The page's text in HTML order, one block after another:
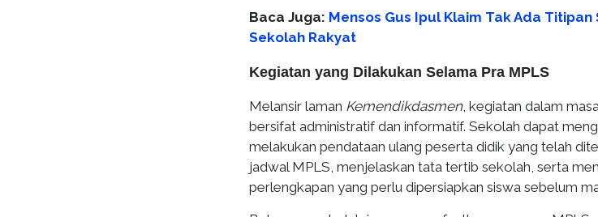
Baca Juga: Mensos Gus Ipul Klaim Tak Ada Titipan
Sekolah Rakyat
Kegiatan yang Dilakukan Selama Pra MPLS
Melansir laman Kemendikdasmen, kegiatan dalam
bersifat administratif dan informatif. Sekolah dapat
melakukan pendataan ulang peserta didik yang telah
jadwal MPLS, menjelaskan tata tertib sekolah, serta
perlengkapan yang perlu dipersiapkan siswa sebelum